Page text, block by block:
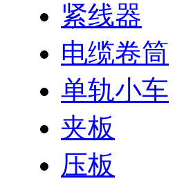
紧线器
电缆卷筒
单轨小车
夹板
压板